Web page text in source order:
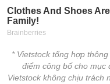
* Vietstock tổng hợp
điểm công bố cho mục
Vietstock không chịu trách